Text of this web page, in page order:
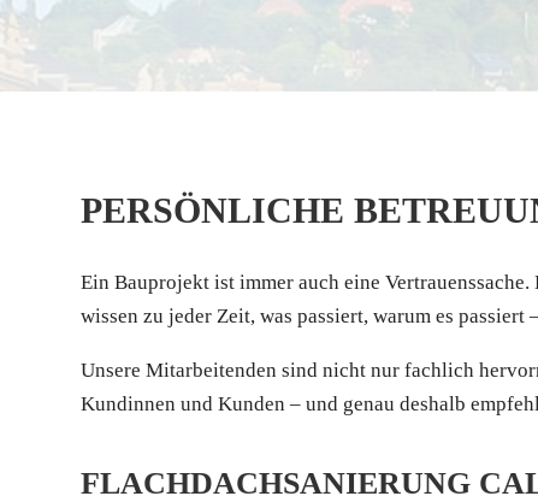
PERSÖNLICHE
Ein Bauprojekt ist immer auch eine
wissen zu jeder Zeit, was passiert, warum es
Unsere Mitarbeitenden sind nicht nur fachlich
Kundinnen und Kunden – und genau deshalb
FLACHDACHSANIERUNG